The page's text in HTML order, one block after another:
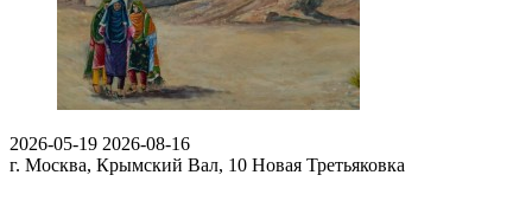
2026-05-19 2026-08-16
г. Москва, Крымский Вал, 10 Новая Третьяковка